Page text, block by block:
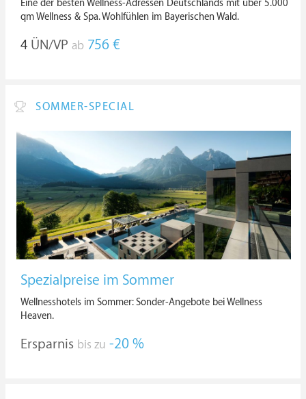
Eine der besten Wellness-Adressen Deutschlands mit über 5.000
qm Wellness & Spa. Wohlfühlen im Bayerischen Wald.
4 ÜN/VP ab 756 €
SOMMER-SPECIAL
Spezialpreise im Sommer
Wellnesshotels im Sommer: Sonder-Angebote bei Wellness
Heaven.
Ersparnis bis zu -20 %